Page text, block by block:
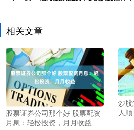
相关文章
股票证券公司那个好 股票配资
月息：轻松投资，月月收益
炒
人